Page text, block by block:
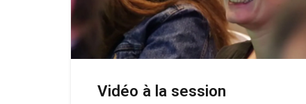
Vidéo à la session